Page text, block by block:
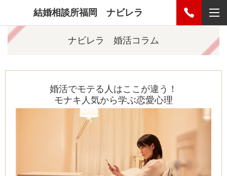
結婚相談所福岡 ナビレラ
ナビレラ 婚活コラム
婚活でモテる人はここが違う！
モナキ人気から学ぶ恋愛心理